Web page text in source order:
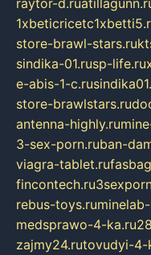
store-brawl-stars.ru
sindika-01.rusp-life.ru
e-abis-1-c.ru
store-brawlstars.ru
antenna-highly.ru
3-sex-porn.ruban-
viagra-tablet.ru
fincontech.ru
rebus-toys.ru
medsprawo-4-ka.ru
zajmy24.rutovudyi-4-